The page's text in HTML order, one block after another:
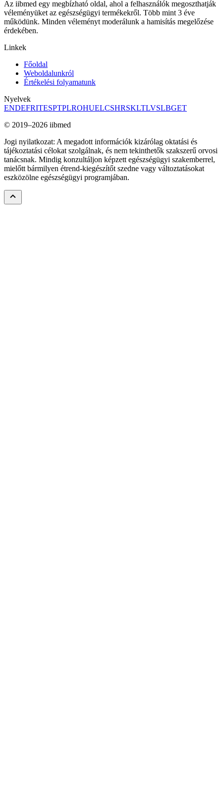
Az iibmed egy megbízható oldal, ahol a felhasználók megoszthatják
véleményüket az egészségügyi termékekről. Több mint 3 éve
működünk. Minden véleményt moderálunk a hamisítás megelőzése
érdekében.
Linkek
Főoldal
Weboldalunkról
Értékelési folyamatunk
Nyelvek
ENDEFRITESPTPLROHUELCSHRSKLTLVSLBGET
© 2019–2026 iibmed
Jogi nyilatkozat: A megadott információk kizárólag oktatási és
tájékoztatási célokat szolgálnak, és nem tekinthetők szakszerű orvosi
tanácsnak. Mindig konzultáljon képzett egészségügyi szakemberrel,
mielőtt bármilyen étrend-kiegészítőt szedne vagy változtatásokat
eszközölne egészségügyi programjában.